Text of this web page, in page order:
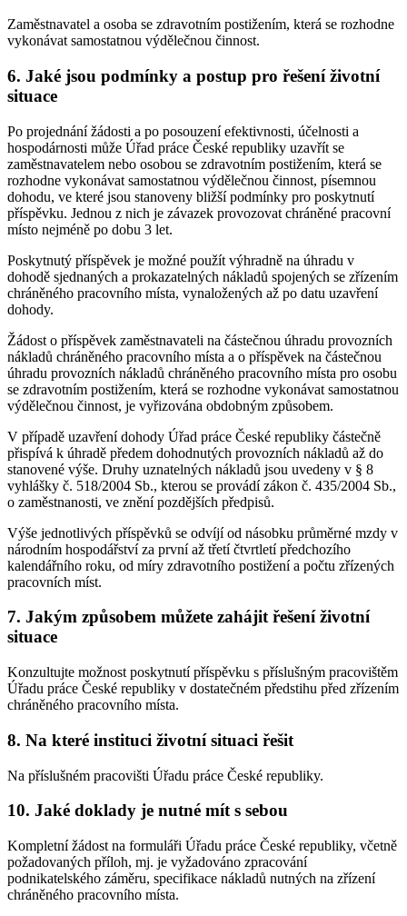
Zaměstnavatel a osoba se zdravotním postižením, která se rozhodne
vykonávat samostatnou výdělečnou činnost.
6. Jaké jsou podmínky a postup pro řešení životní
situace
Po projednání žádosti a po posouzení efektivnosti, účelnosti a
hospodárnosti může Úřad práce České republiky uzavřít se
zaměstnavatelem nebo osobou se zdravotním postižením, která se
rozhodne vykonávat samostatnou výdělečnou činnost, písemnou
dohodu, ve které jsou stanoveny bližší podmínky pro poskytnutí
příspěvku. Jednou z nich je závazek provozovat chráněné pracovní
místo nejméně po dobu 3 let.
Poskytnutý příspěvek je možné použít výhradně na úhradu v
dohodě sjednaných a prokazatelných nákladů spojených se zřízením
chráněného pracovního místa, vynaložených až po datu uzavření
dohody.
Žádost o příspěvek zaměstnavateli na částečnou úhradu provozních
nákladů chráněného pracovního místa a o příspěvek na částečnou
úhradu provozních nákladů chráněného pracovního místa pro osobu
se zdravotním postižením, která se rozhodne vykonávat samostatnou
výdělečnou činnost, je vyřizována obdobným způsobem.
V případě uzavření dohody Úřad práce České republiky částečně
přispívá k úhradě předem dohodnutých provozních nákladů až do
stanovené výše. Druhy uznatelných nákladů jsou uvedeny v § 8
vyhlášky č. 518/2004 Sb., kterou se provádí zákon č. 435/2004 Sb.,
o zaměstnanosti, ve znění pozdějších předpisů.
Výše jednotlivých příspěvků se odvíjí od násobku průměrné mzdy v
národním hospodářství za první až třetí čtvrtletí předchozího
kalendářního roku, od míry zdravotního postižení a počtu zřízených
pracovních míst.
7. Jakým způsobem můžete zahájit řešení životní
situace
Konzultujte možnost poskytnutí příspěvku s příslušným pracovištěm
Úřadu práce České republiky v dostatečném předstihu před zřízením
chráněného pracovního místa.
8. Na které instituci životní situaci řešit
Na příslušném pracovišti Úřadu práce České republiky.
10. Jaké doklady je nutné mít s sebou
Kompletní žádost na formuláři Úřadu práce České republiky, včetně
požadovaných příloh, mj. je vyžadováno zpracování
podnikatelského záměru, specifikace nákladů nutných na zřízení
chráněného pracovního místa.